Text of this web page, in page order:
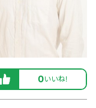
0いいね!